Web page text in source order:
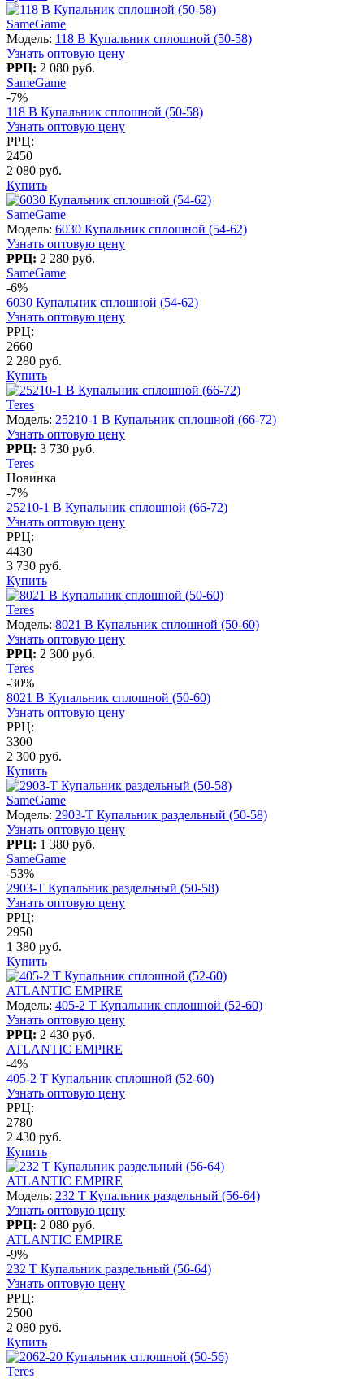
SameGame
Модель: 118 B Купальник сплошной (50-58)
Узнать оптовую цену
РРЦ: 2 080 руб.
SameGame
-7%
118 B Купальник сплошной (50-58)
Узнать оптовую цену
РРЦ:
2450
2 080 руб.
Купить
SameGame
Модель: 6030 Купальник сплошной (54-62)
Узнать оптовую цену
РРЦ: 2 280 руб.
SameGame
-6%
6030 Купальник сплошной (54-62)
Узнать оптовую цену
РРЦ:
2660
2 280 руб.
Купить
Teres
Модель: 25210-1 B Купальник сплошной (66-72)
Узнать оптовую цену
РРЦ: 3 730 руб.
Teres
Новинка
-7%
25210-1 B Купальник сплошной (66-72)
Узнать оптовую цену
РРЦ:
4430
3 730 руб.
Купить
Teres
Модель: 8021 B Купальник сплошной (50-60)
Узнать оптовую цену
РРЦ: 2 300 руб.
Teres
-30%
8021 B Купальник сплошной (50-60)
Узнать оптовую цену
РРЦ:
3300
2 300 руб.
Купить
SameGame
Модель: 2903-T Купальник раздельный (50-58)
Узнать оптовую цену
РРЦ: 1 380 руб.
SameGame
-53%
2903-T Купальник раздельный (50-58)
Узнать оптовую цену
РРЦ:
2950
1 380 руб.
Купить
ATLANTIC EMPIRE
Модель: 405-2 T Купальник сплошной (52-60)
Узнать оптовую цену
РРЦ: 2 430 руб.
ATLANTIC EMPIRE
-4%
405-2 T Купальник сплошной (52-60)
Узнать оптовую цену
РРЦ:
2780
2 430 руб.
Купить
ATLANTIC EMPIRE
Модель: 232 T Купальник раздельный (56-64)
Узнать оптовую цену
РРЦ: 2 080 руб.
ATLANTIC EMPIRE
-9%
232 T Купальник раздельный (56-64)
Узнать оптовую цену
РРЦ:
2500
2 080 руб.
Купить
Teres